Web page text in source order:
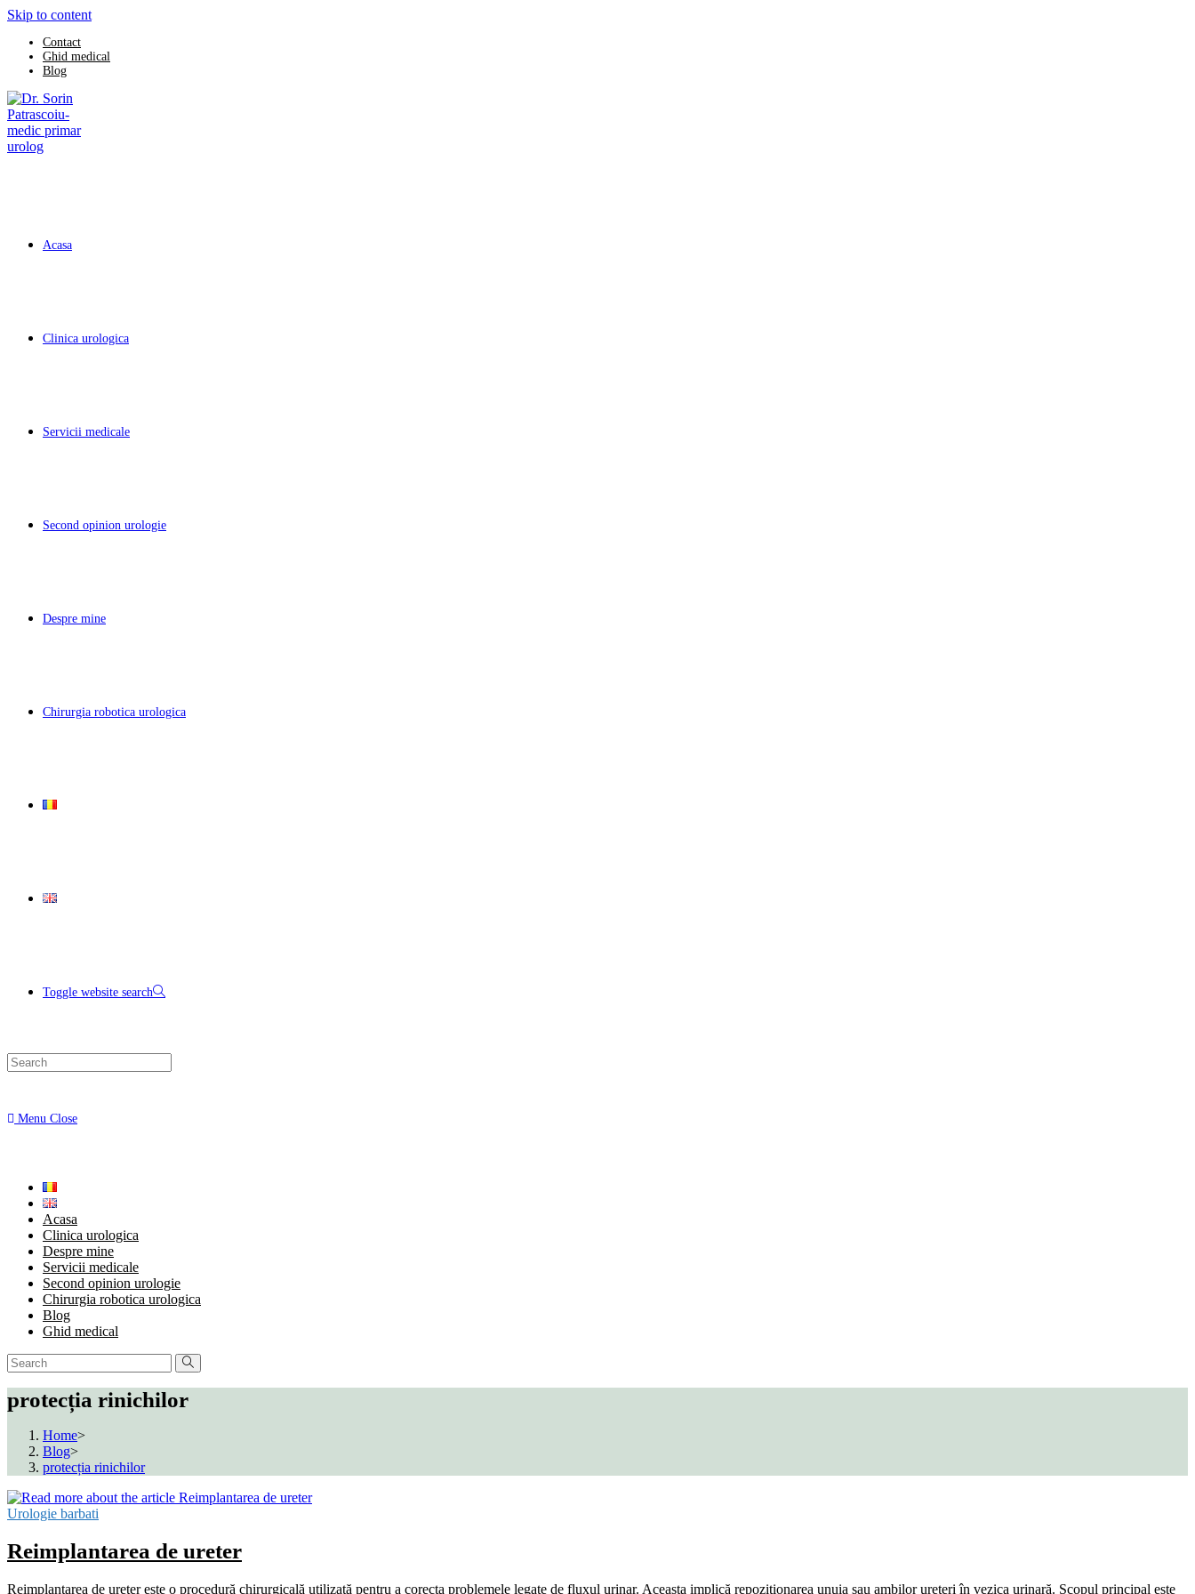
Skip to content
Contact
Ghid medical
Blog
Acasa
Clinica urologica
Servicii medicale
Second opinion urologie
Despre mine
Chirurgia robotica urologica
Toggle website search
Menu Close
Acasa
Clinica urologica
Despre mine
Servicii medicale
Second opinion urologie
Chirurgia robotica urologica
Blog
Ghid medical
protecția rinichilor
Home>
Blog>
protecția rinichilor
Urologie barbati
Reimplantarea de ureter
Reimplantarea de ureter este o procedură chirurgicală utilizată pentru a corecta problemele legate de fluxul urinar. Aceasta implică repoziționarea unuia sau ambilor ureteri în vezica urinară. Scopul principal este